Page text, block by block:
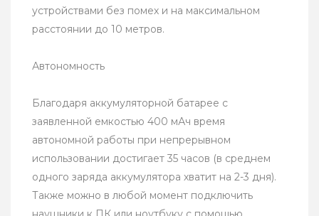
устройствами без помех и на максимальном
расстоянии до 10 метров.
Автономность
Благодаря аккумуляторной батарее с
заявленной емкостью 400 мАч время
автономной работы при непрерывном
использовании достигает 35 часов (в среднем
одного заряда аккумулятора хватит на 2-3 дня).
Также можно в любой момент подключить